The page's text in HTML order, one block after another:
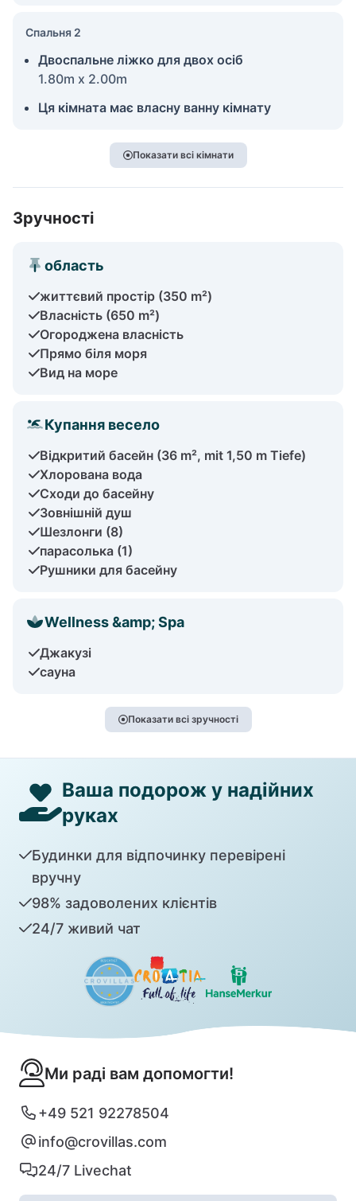
Спальня 2
Двоспальне ліжко для двох осіб
1.80m x 2.00m
Ця кімната має власну ванну кімнату
Показати всі кімнати
Зручності
область
життєвий простір (350 m²)
Власність (650 m²)
Огороджена власність
Прямо біля моря
Вид на море
Купання весело
Відкритий басейн (36 m², mit 1,50 m Tiefe)
Хлорована вода
Сходи до басейну
Зовнішній душ
Шезлонги (8)
парасолька (1)
Рушники для басейну
Wellness &amp; Spa
Джакузі
сауна
Показати всі зручності
Ваша подорож у надійних
руках
Будинки для відпочинку перевірені
вручну
98% задоволених клієнтів
24/7 живий чат
Ми раді вам допомогти!
+49 521 92278504
info@crovillas.com
24/7 Livechat